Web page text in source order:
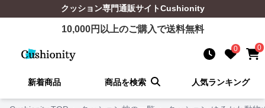
クッション専門通販サイトCushionity
10,000円以上のご購入で送料無料
0 0
新着商品 商品を検索 人気ランキング